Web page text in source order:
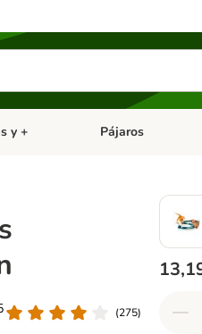
abierto: Antiparasitarios
y + Menú de categoria
Pájaros
(275)